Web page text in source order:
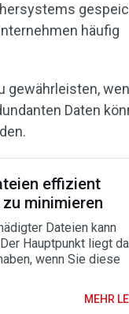
häufig
gewährleisten,
Daten
effizient
minimieren
Dateien kann
Hauptpunkt liegt
wenn Sie diese
MEHR